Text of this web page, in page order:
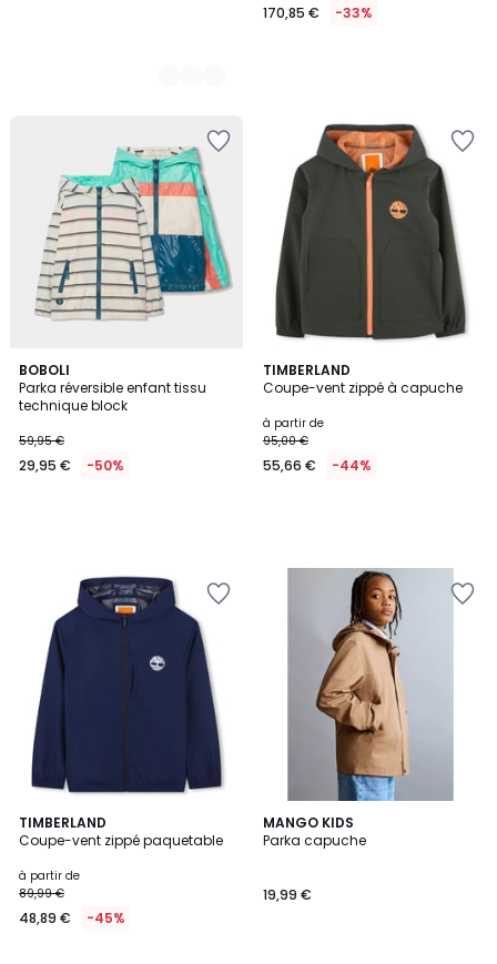
170,85 € -33%
BOBOLI
Parka réversible enfant tissu
technique block
59,95 €
29,95 € -50%
TIMBERLAND
Coupe-vent zippé à capuche
à partir de
95,00 €
55,66 € -44%
TIMBERLAND
Coupe-vent zippé paquetable
à partir de
89,99 €
48,89 € -45%
MANGO KIDS
Parka capuche
19,99 €